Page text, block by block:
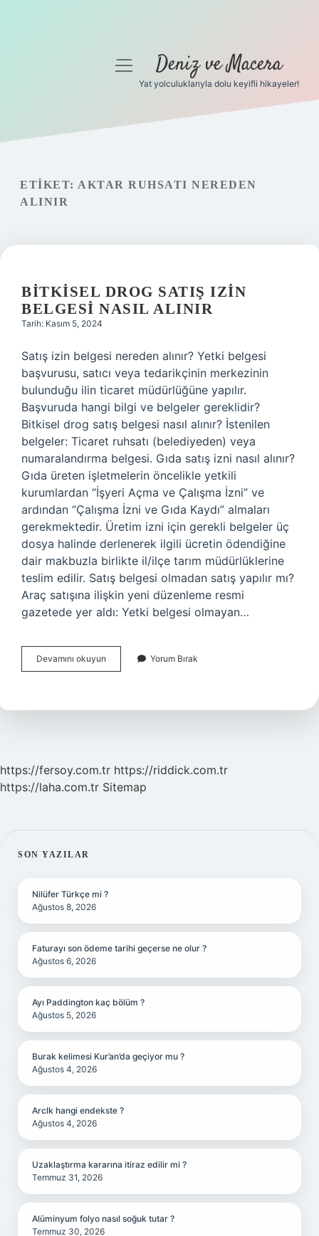
Gizlilik Politikası
Hakkımızda
menüyüDeniz ve Macera
Yat yolculuklarıyla dolu keyifli hikayeler!
ETIKET: AKTAR RUHSATI NEREDEN
ALINIR
BITKISEL DROG SATIŞ IZIN
BELGESI NASIL ALINIR
Tarih: Kasım 5, 2024
Satış izin belgesi nereden alınır? Yetki belgesi
başvurusu, satıcı veya tedarikçinin merkezinin
bulunduğu ilin ticaret müdürlüğüne yapılır.
Başvuruda hangi bilgi ve belgeler gereklidir?
Bitkisel drog satış belgesi nasıl alınır? İstenilen
belgeler: Ticaret ruhsatı (belediyeden) veya
numaralandırma belgesi. Gıda satış izni nasıl alınır?
Gıda üreten işletmelerin öncelikle yetkili
kurumlardan “İşyeri Açma ve Çalışma İzni” ve
ardından “Çalışma İzni ve Gıda Kaydı” almaları
gerekmektedir. Üretim izni için gerekli belgeler üç
dosya halinde derlenerek ilgili ücretin ödendiğine
dair makbuzla birlikte il/ilçe tarım müdürlüklerine
teslim edilir. Satış belgesi olmadan satış yapılır mı?
Araç satışına ilişkin yeni düzenleme resmi
gazetede yer aldı: Yetki belgesi olmayan…
Devamını okuyun
Drog
Belgesi
Yorum Bırak
https://fersoy.com.tr https://riddick.com.tr
https://laha.com.tr Sitemap
SIDEBAR
SON YAZILAR
Nilüfer Türkçe mi ?
Ağustos 8, 2026
Faturayı son ödeme tarihi geçerse ne olur ?
Ağustos 6, 2026
Ayı Paddington kaç bölüm ?
Ağustos 5, 2026
Burak kelimesi Kur’an’da geçiyor mu ?
Ağustos 4, 2026
Arclk hangi endekste ?
Ağustos 4, 2026
Uzaklaştırma kararına itiraz edilir mi ?
Temmuz 31, 2026
Alüminyum folyo nasıl soğuk tutar ?
Temmuz 30, 2026